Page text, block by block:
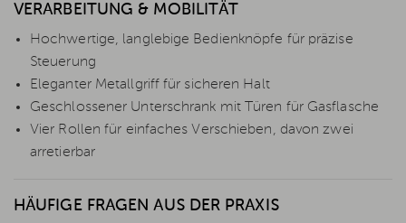
VERARBEITUNG & MOBILITÄT
Hochwertige, langlebige Bedienknöpfe für präzise
Steuerung
Eleganter Metallgriff für sicheren Halt
Geschlossener Unterschrank mit Türen für Gasflasche
Vier Rollen für einfaches Verschieben, davon zwei
arretierbar
HÄUFIGE FRAGEN AUS DER PRAXIS